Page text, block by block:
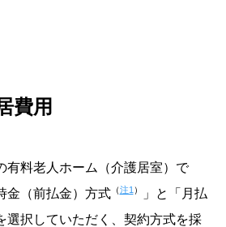
費用
有料老人ホーム（介護居室）で
金（前払金）方式（注1 ）
」と「月払
選択していただく、契約方式を採